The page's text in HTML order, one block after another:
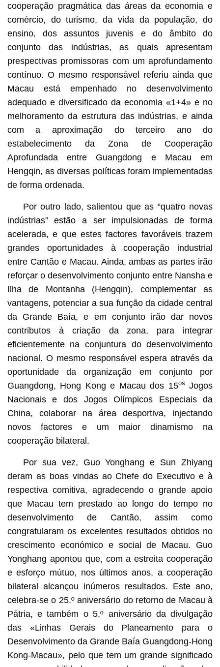
cooperação pragmática das áreas da economia e
comércio, do turismo, da vida da população, do
ensino, dos assuntos juvenis e do âmbito do
conjunto das indústrias, as quais apresentam
prespectivas promissoras com um aprofundamento
contínuo. O mesmo responsável referiu ainda que
Macau está empenhado no desenvolvimento
adequado e diversificado da economia «1+4» e no
melhoramento da estrutura das indústrias, e ainda
com a aproximação do terceiro ano do
estabelecimento da Zona de Cooperação
Aprofundada entre Guangdong e Macau em
Hengqin, as diversas políticas foram implementadas
de forma ordenada.
Por outro lado, salientou que as “quatro novas
indústrias” estão a ser impulsionadas de forma
acelerada, e que estes factores favoráveis trazem
grandes oportunidades à cooperação industrial
entre Cantão e Macau. Ainda, ambas as partes irão
reforçar o desenvolvimento conjunto entre Nansha e
Ilha de Montanha (Hengqin), complementar as
vantagens, potenciar a sua função da cidade central
da Grande Baía, e em conjunto irão dar novos
contributos à criação da zona, para integrar
eficientemente na conjuntura do desenvolvimento
nacional. O mesmo responsável espera através da
oportunidade da organização em conjunto por
Guangdong, Hong Kong e Macau dos 15os Jogos
Nacionais e dos Jogos Olímpicos Especiais da
China, colaborar na área desportiva, injectando
novos factores e um maior dinamismo na
cooperação bilateral.
Por sua vez, Guo Yonghang e Sun Zhiyang
deram as boas vindas ao Chefe do Executivo e à
respectiva comitiva, agradecendo o grande apoio
que Macau tem prestado ao longo do tempo no
desenvolvimento de Cantão, assim como
congratularam os excelentes resultados obtidos no
crescimento económico e social de Macau. Guo
Yonghang apontou que, com a estreita cooperação
e esforço mútuo, nos últimos anos, a cooperação
bilateral alcançou inúmeros resultados. Este ano,
celebra-se o 25.º aniversário do retorno de Macau à
Pátria, e também o 5.º aniversário da divulgação
das «Linhas Gerais do Planeamento para o
Desenvolvimento da Grande Baía Guangdong-Hong
Kong-Macau», pelo que tem um grande significado